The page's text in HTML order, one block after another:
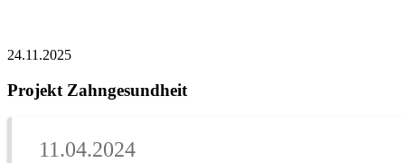
24.11.2025
Projekt Zahngesundheit
11.04.2024